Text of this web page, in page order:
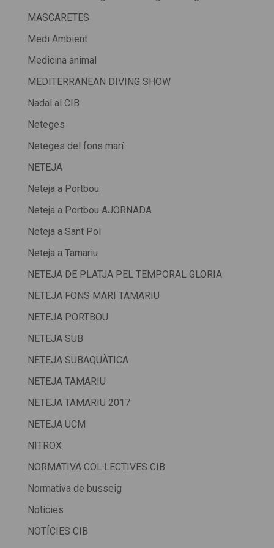
MASCARETES
Medi Ambient
Medicina animal
MEDITERRANEAN DIVING SHOW
Nadal al CIB
Neteges
Neteges del fons marí
NETEJA
Neteja a Portbou
Neteja a Portbou AJORNADA
Neteja a Sant Pol
Neteja a Tamariu
NETEJA DE PLATJA PEL TEMPORAL GLORIA
NETEJA FONS MARI TAMARIU
NETEJA PORTBOU
NETEJA SUB
NETEJA SUBAQUÀTICA
NETEJA TAMARIU
NETEJA TAMARIU 2017
NETEJA UCM
NITROX
NORMATIVA COL·LECTIVES CIB
Normativa de busseig
Notícies
NOTÍCIES CIB